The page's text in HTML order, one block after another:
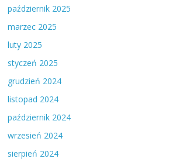
październik 2025
marzec 2025
luty 2025
styczeń 2025
grudzień 2024
listopad 2024
październik 2024
wrzesień 2024
sierpień 2024